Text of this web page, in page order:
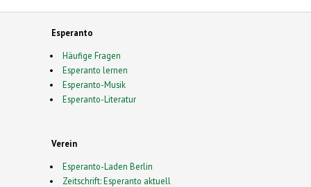
Esperanto
Häufige Fragen
Esperanto lernen
Esperanto-Musik
Esperanto-Literatur
Verein
Esperanto-Laden Berlin
Zeitschrift: Esperanto aktuell